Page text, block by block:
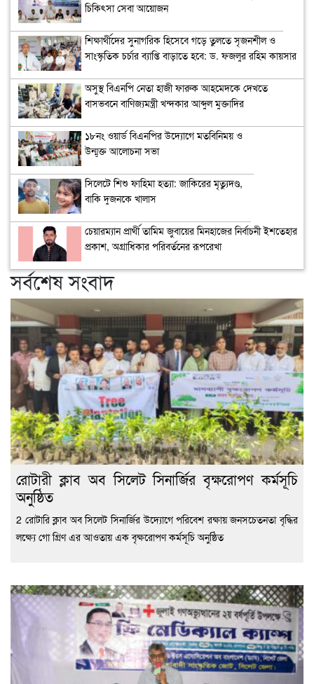
চিকিৎসা সেবা আয়োজন
শিক্ষার্থীদের সুনাগরিক হিসেবে গড়ে তুলতে সৃজনশীল ও
সাংস্কৃতিক চর্চার ব্যাপ্তি বাড়াতে হবে: ড. ফজলুর রহিম কায়সার
অসুস্থ বিএনপি নেতা হাজী ফারুক আহমেদকে দেখতে
বাসভবনে বাণিজ্যমন্ত্রী খন্দকার আব্দুল মুক্তাদির
১৮নং ওয়ার্ড বিএনপির উদ্যোগে মতবিনিময় ও
উন্মুক্ত আলোচনা সভা
সিলেটে শিশু ফাহিমা হত্যা: জাকিরের মৃত্যুদণ্ড,
বাকি দুজনকে খালাস
চেয়ারম্যান প্রার্থী তামিম জুবায়ের মিনহাজের নির্বাচনী ইশতেহার
প্রকাশ, অগ্রাধিকার পরিবর্তনের রূপরেখা
সর্বশেষ সংবাদ
রোটারী ক্লাব অব সিলেট সিনার্জির বৃক্ষরোপণ কর্মসূচি
অনুষ্ঠিত
2 রোটারি ক্লাব অব সিলেট সিনার্জির উদ্যোগে পরিবেশ রক্ষায় জনসচেতনতা বৃদ্ধির
লক্ষ্যে গো গ্রিণ এর আওতায় এক বৃক্ষরোপণ কর্মসূচি অনুষ্ঠিত